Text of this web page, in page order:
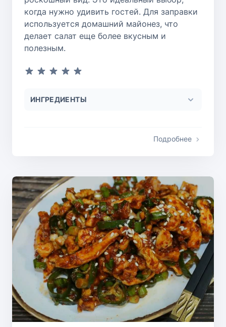
когда нужно удивить гостей. Для заправки
используется домашний майонез, что
делает салат еще более вкусным и
полезным.
ИНГРЕДИЕНТЫ
Подробнее